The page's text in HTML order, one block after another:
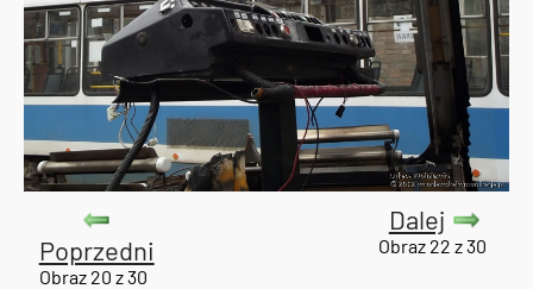
Poprzedni
Obraz 20 z 30
Dalej
Obraz 22 z 30